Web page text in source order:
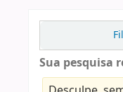
Sua pesquisa